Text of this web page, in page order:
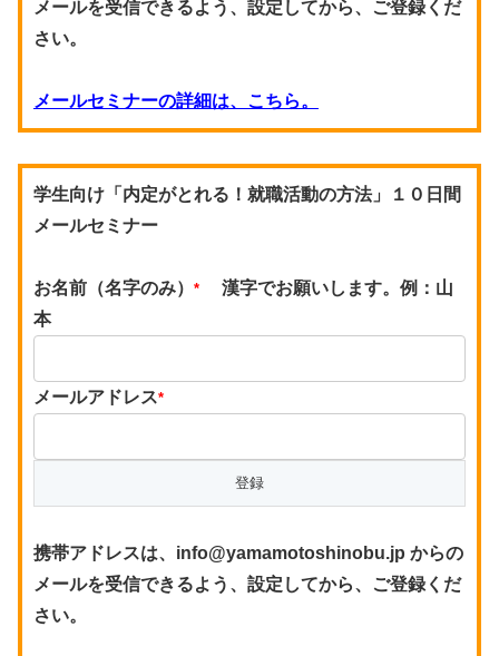
メールを受信できるよう、設定してから、ご登録くだ
さい。
メールセミナーの詳細は、こちら。
学生向け「内定がとれる！就職活動の方法」１０日間
メールセミナー
お名前（名字のみ） *
漢字でお願いします。例：山
本
メールアドレス*
携帯アドレスは、info@yamamotoshinobu.jp からの
メールを受信できるよう、設定してから、ご登録くだ
さい。